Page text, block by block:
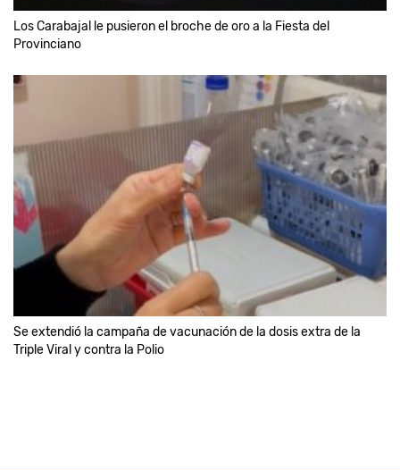
Los Carabajal le pusieron el broche de oro a la Fiesta del
Provinciano
Se extendió la campaña de vacunación de la dosis extra de la
Triple Viral y contra la Polio